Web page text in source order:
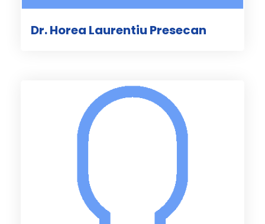
Dr. Horea Laurentiu Presecan